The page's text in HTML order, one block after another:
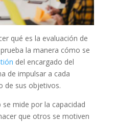
qué es la evaluación de
la manera cómo se
del encargado del
de impulsar a cada
de sus objetivos.
mide por la capacidad
que otros se motiven